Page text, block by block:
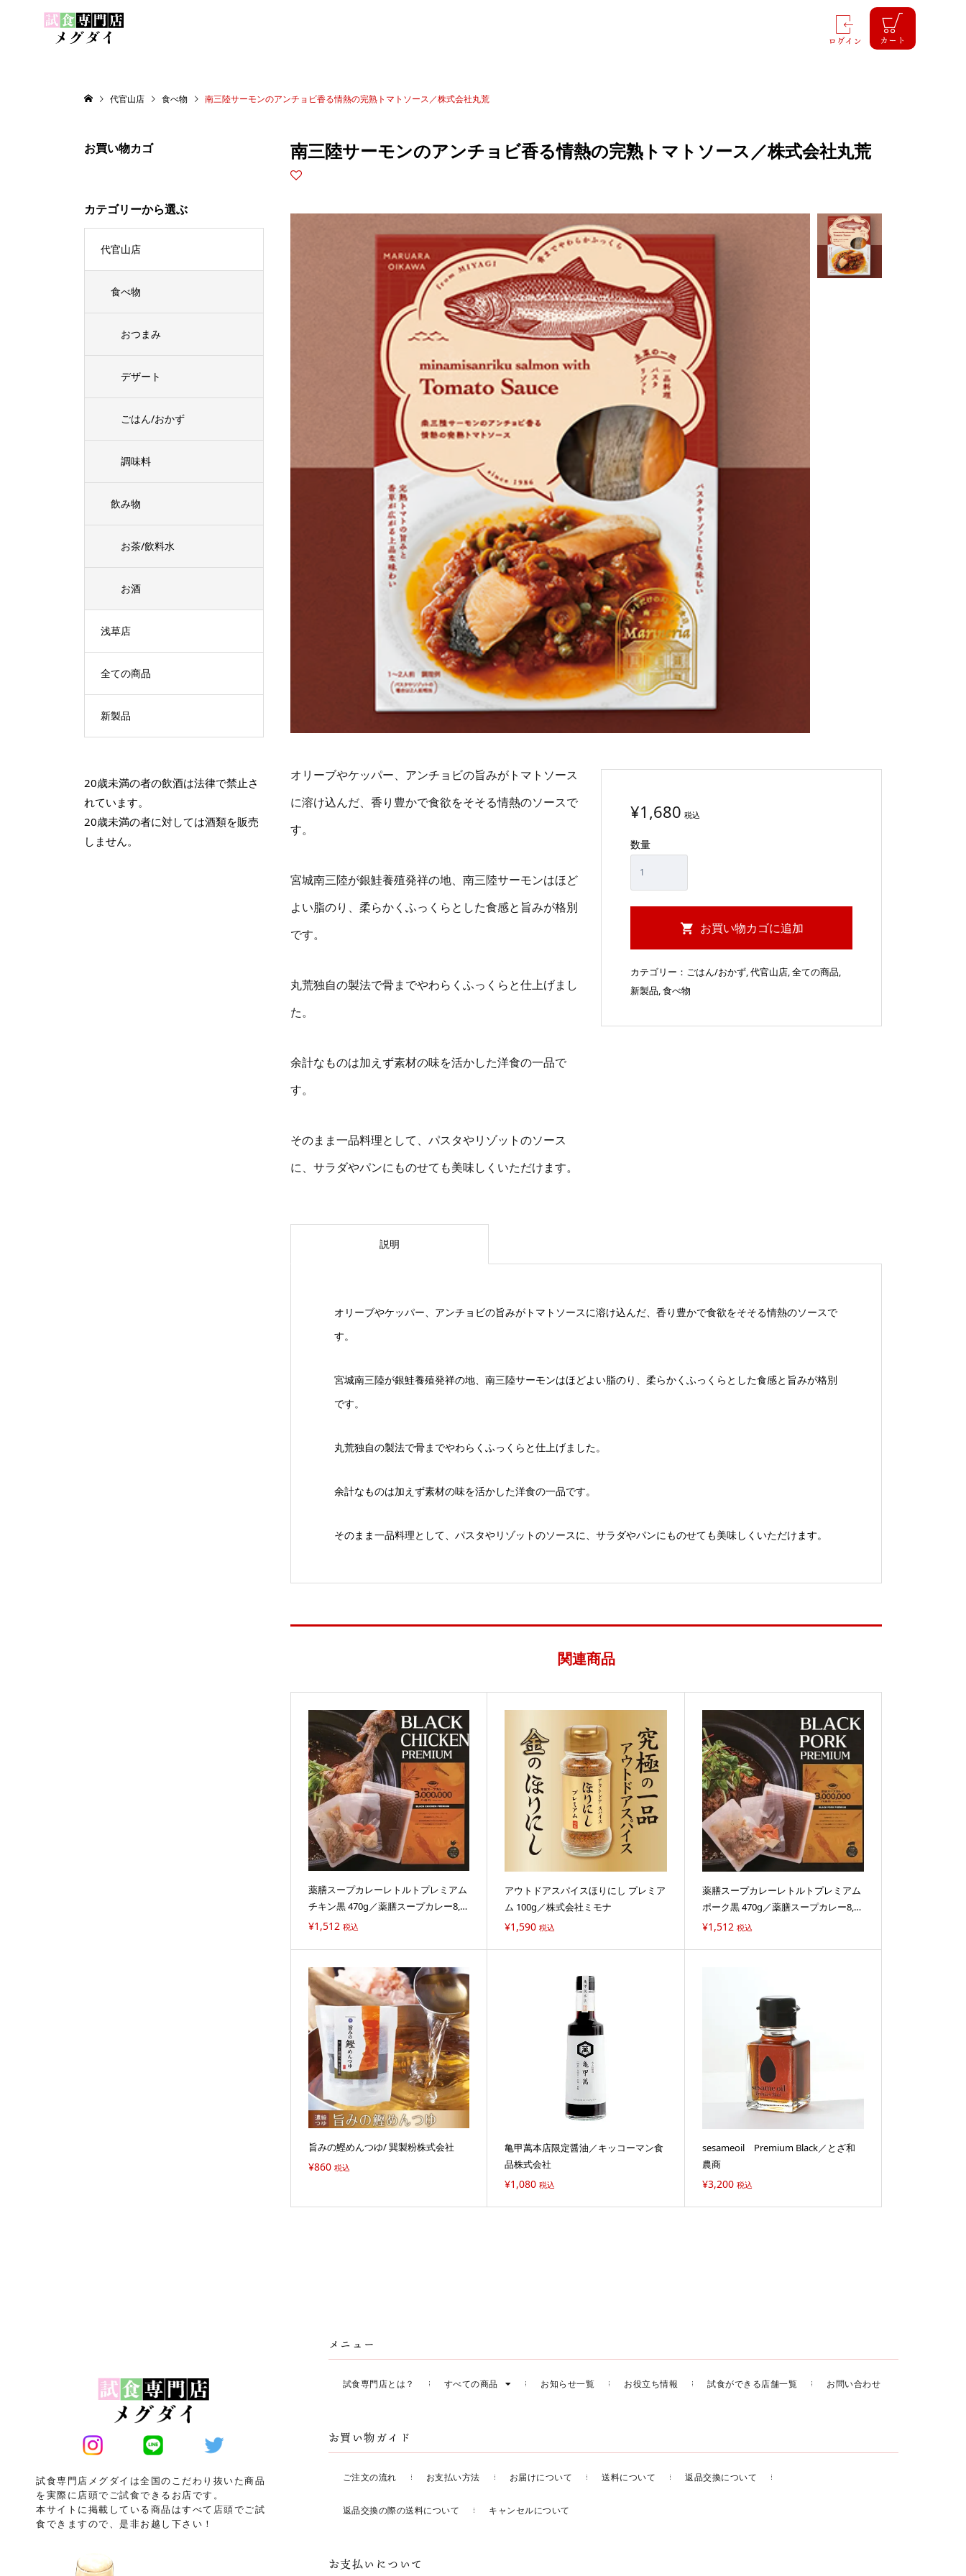
ログイン カート
代官山店 食べ物 南三陸サーモンのアンチョビ香る情熱の完熟トマトソース／株式会社丸荒
南三陸サーモンのアンチョビ香る情熱の完熟トマトソース／株式会社丸荒
オリーブやケッパー、アンチョビの旨みがトマトソース
に溶け込んだ、香り豊かで食欲をそそる情熱のソースで
す。
宮城南三陸が銀鮭養殖発祥の地、南三陸サーモンはほど
よい脂のり、柔らかくふっくらとした食感と旨みが格別
です。
丸荒独自の製法で骨までやわらくふっくらと仕上げまし
た。
余計なものは加えず素材の味を活かした洋食の一品で
す。
そのまま一品料理として、パスタやリゾットのソース
に、サラダやパンにものせても美味しくいただけます。
¥1,680 税込
数量
お買い物カゴに追加
カテゴリー： ごはん/おかず,代官山店,全ての商品,
新製品,食べ物
説明
オリーブやケッパー、アンチョビの旨みがトマトソースに溶け込んだ、香り豊かで食欲をそそる情熱のソースで
す。
宮城南三陸が銀鮭養殖発祥の地、南三陸サーモンはほどよい脂のり、柔らかくふっくらとした食感と旨みが格別
です。
丸荒独自の製法で骨までやわらくふっくらと仕上げました。
余計なものは加えず素材の味を活かした洋食の一品です。
そのまま一品料理として、パスタやリゾットのソースに、サラダやパンにものせても美味しくいただけます。
関連商品
薬膳スープカレーレトルトプレミアム
チキン黒 470g／薬膳スープカレー8,0
00,000
¥1,512 税込
アウトドアスパイスほりにし プレミア
ム 100g／株式会社ミモナ
¥1,590 税込
薬膳スープカレーレトルトプレミアム
ポーク黒 470g／薬膳スープカレー8,00
0,000
¥1,512 税込
旨みの鰹めんつゆ/ 巽製粉株式会社
¥860 税込
亀甲萬本店限定醤油／キッコーマン食
品株式会社
¥1,080 税込
sesameoil Premium Black／とざ和
農商
¥3,200 税込
お買い物カゴ
カテゴリーから選ぶ
代官山店
食べ物
おつまみ
デザート
ごはん/おかず
調味料
飲み物
お茶/飲料水
お酒
浅草店
全ての商品
新製品
20歳未満の者の飲酒は法律で禁止さ
れています。
20歳未満の者に対しては酒類を販売
しません。
試食専門店メグダイは全国のこだわり抜いた商品
を実際に店頭でご試食できるお店です。
本サイトに掲載している商品はすべて店頭でご試
食できますので、是非お越し下さい！
メニュー
試食専門店とは？ すべての商品 お知らせ一覧 お役立ち情報 試食ができる店舗一覧 お問い合わせ
お買い物ガイド
ご注文の流れ お支払い方法 お届けについて 送料について 返品交換について
返品交換の際の送料について キャンセルについて
お支払いについて